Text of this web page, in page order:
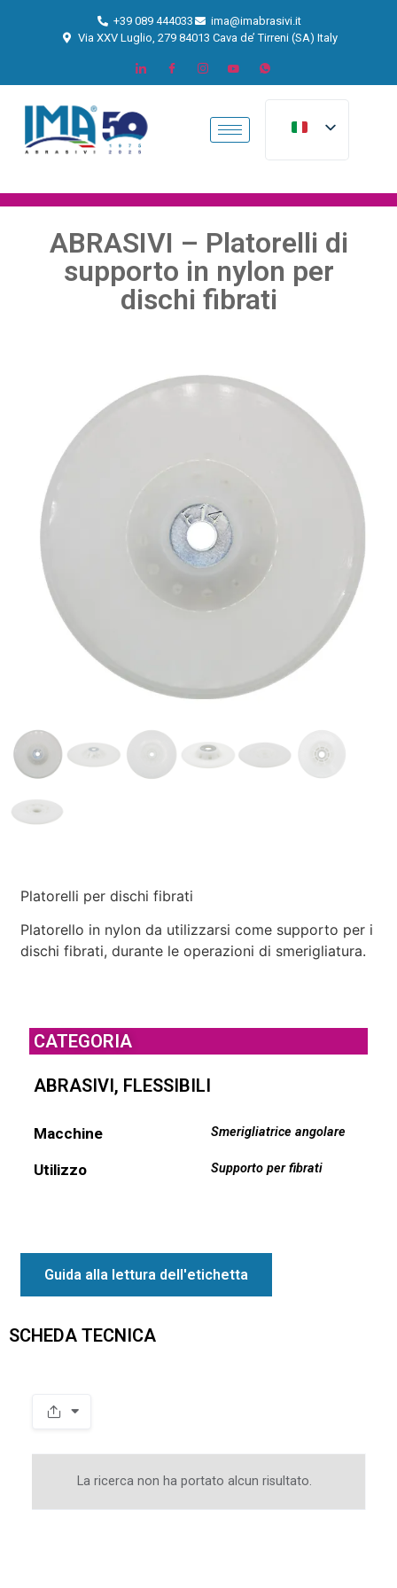
+39 089 444033
ima@imabrasivi.it
Via XXV Luglio, 279 84013 Cava de’ Tirreni (SA) Italy
ABRASIVI – Platorelli di
supporto in nylon per
dischi fibrati
Platorelli per dischi fibrati
Platorello in nylon da utilizzarsi come supporto per i
dischi fibrati, durante le operazioni di smerigliatura.
CATEGORIA
ABRASIVI, FLESSIBILI
Macchine Smerigliatrice angolare
Utilizzo Supporto per fibrati
Guida alla lettura dell'etichetta
SCHEDA TECNICA
La ricerca non ha portato alcun risultato.